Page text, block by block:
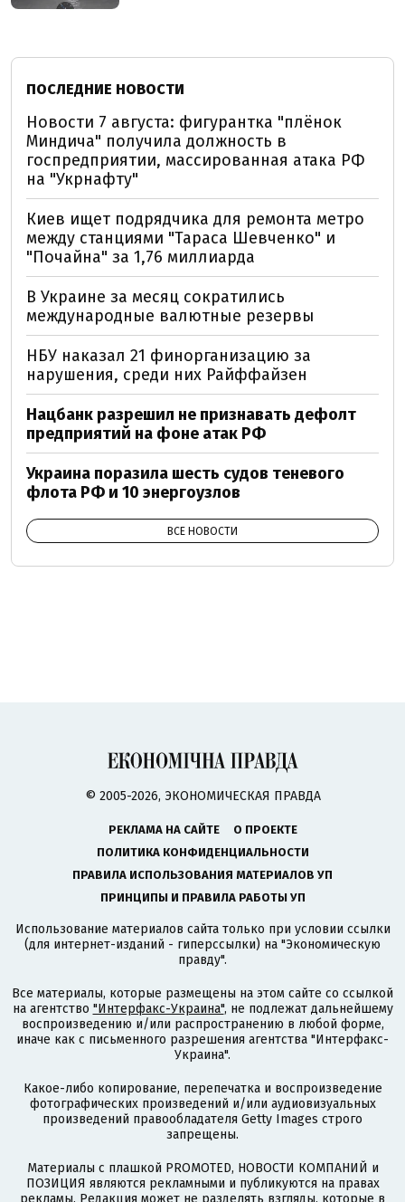
ПОСЛЕДНИЕ НОВОСТИ
Новости 7 августа: фигурантка "плёнок
Миндича" получила должность в
госпредприятии, массированная атака РФ
на "Укрнафту"
Киев ищет подрядчика для ремонта метро
между станциями "Тараса Шевченко" и
"Почайна" за 1,76 миллиарда
В Украине за месяц сократились
международные валютные резервы
НБУ наказал 21 финорганизацию за
нарушения, среди них Райффайзен
Нацбанк разрешил не признавать дефолт
предприятий на фоне атак РФ
Украина поразила шесть судов теневого
флота РФ и 10 энергоузлов
ВСЕ НОВОСТИ
© 2005-2026, ЭКОНОМИЧЕСКАЯ ПРАВДА
РЕКЛАМА НА САЙТЕ
О ПРОЕКТЕ
ПОЛИТИКА КОНФИДЕНЦИАЛЬНОСТИ
ПРАВИЛА ИСПОЛЬЗОВАНИЯ МАТЕРИАЛОВ УП
ПРИНЦИПЫ И ПРАВИЛА РАБОТЫ УП
Использование материалов сайта только при условии ссылки
(для интернет-изданий - гиперссылки) на "Экономическую
правду".
Все материалы, которые размещены на этом сайте со ссылкой
на агентство "Интерфакс-Украина", не подлежат дальнейшему
воспроизведению и/или распространению в любой форме,
иначе как с письменного разрешения агентства "Интерфакс-
Украина".
Какое-либо копирование, перепечатка и воспроизведение
фотографических произведений и/или аудиовизуальных
произведений правообладателя Getty Images строго
запрещены.
Материалы с плашкой PROMOTED, НОВОСТИ КОМПАНИЙ и
ПОЗИЦИЯ являются рекламными и публикуются на правах